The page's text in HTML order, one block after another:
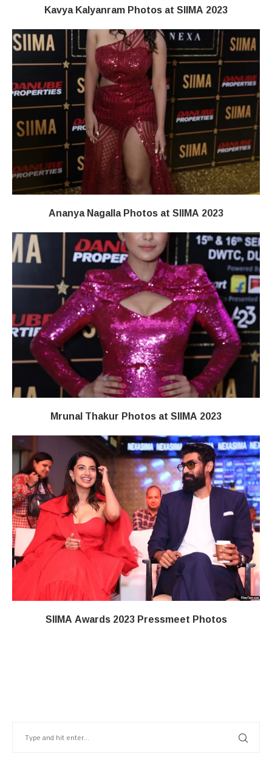
Kavya Kalyanram Photos at SIIMA 2023
Ananya Nagalla Photos at SIIMA 2023
Mrunal Thakur Photos at SIIMA 2023
SIIMA Awards 2023 Pressmeet Photos